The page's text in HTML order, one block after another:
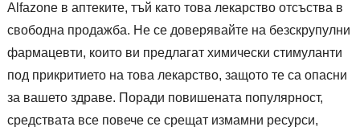
Alfazone в аптеките, тъй като това лекарство отсъства в
свободна продажба. Не се доверявайте на безскрупулни
фармацевти, които ви предлагат химически стимуланти
под прикритието на това лекарство, защото те са опасни
за вашето здраве. Поради повишената популярност,
средствата все повече се срещат измамни ресурси,